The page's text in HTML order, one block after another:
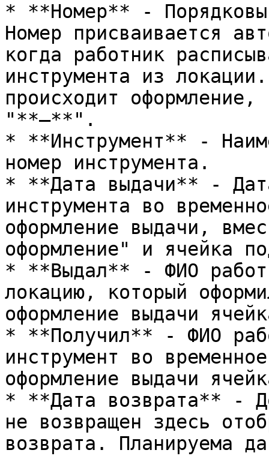
* **Номер** -
Номер присваивается
когда работник
инструмента из
происходит
"**—**".
* **Инструмент** -
номер инструмента.
* **Дата выдачи** -
инструмента во
оформление выдачи,
оформление" и ячейка
* **Выдал** - ФИО
локацию, который
оформление выдачи
* **Получил** - ФИО
инструмент во
оформление выдачи
* **Дата возврата** -
не возвращен здесь
возврата. Планируема